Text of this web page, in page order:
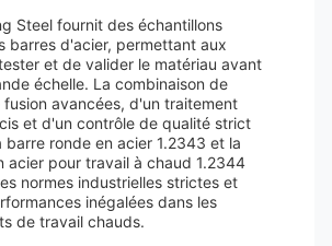
Steel fournit des échantillons
barres d'acier, permettant aux
et de valider le matériau avant
échelle. La combinaison de
avancées, d'un traitement
et d'un contrôle de qualité strict
ronde en acier 1.2343 et la
acier pour travail à chaud 1.2344
normes industrielles strictes et
inégalées dans les
de travail chauds.